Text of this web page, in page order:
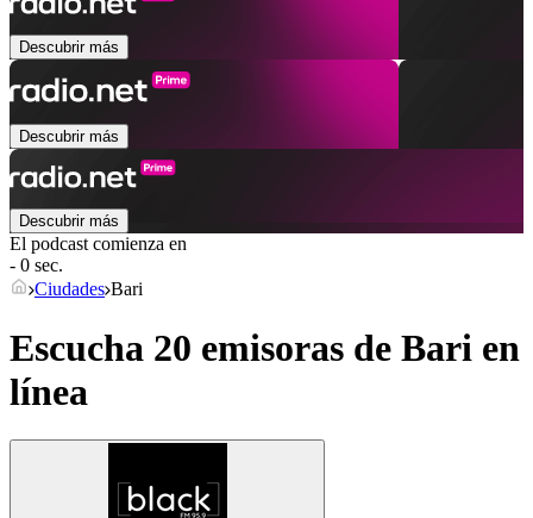
Descubrir más
Descubrir más
Descubrir más
El podcast comienza en
- 0 sec.
Ciudades Bari
Escucha 20 emisoras de Bari en
línea